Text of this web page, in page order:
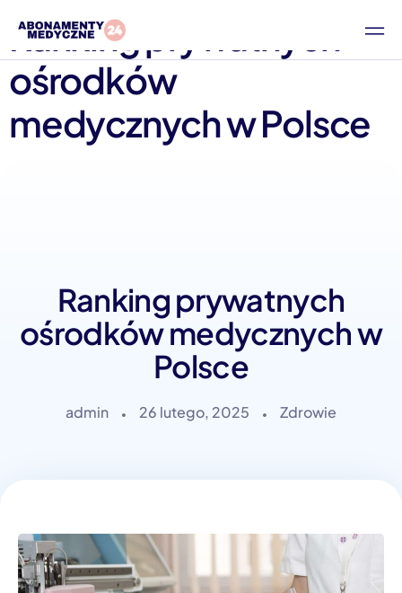
Ranking prywatnych
ośrodków
medycznych w Polsce
Ranking prywatnych
ośrodków medycznych w
Polsce
admin 26 lutego, 2025 Zdrowie